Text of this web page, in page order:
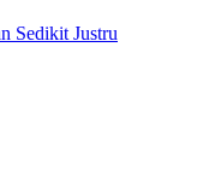
Sedikit Justru